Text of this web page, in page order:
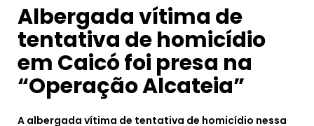
Albergada vítima de
tentativa de homicídio
em Caicó foi presa na
“Operação Alcateia”
A albergada vítima de tentativa de homicídio nessa